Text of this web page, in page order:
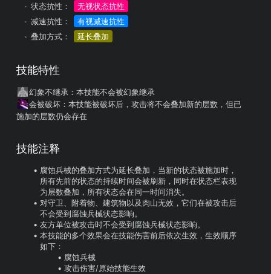
状态抗性：
无视状态抗性
减速抗性：
有视减速抗性
叠加方式：
延长叠加
技能特性
幻象不继承 ：本技能不会被幻象继承
会被破坏 ：本技能被破坏后，攻击将不会叠加新的层数，但已
施加的层数仍会存在
技能注释
腐蚀兵械的叠加方式为延长叠加，当新的状态被施加时，
所有先前的状态的持续时间会被刷新，同时在状态栏表现
为层数叠加，所有状态会在同一时间消失。
对守卫、附着物、建筑物以及肉山无效，它们在被攻击后
不会受到腐蚀兵械状态影响。
友方单位被攻击时不会受到腐蚀兵械状态影响。
本技能的多个效果会在技能伤害前后依次生效，生效顺序
如下：
腐蚀兵械
攻击伤害/原始技能生效